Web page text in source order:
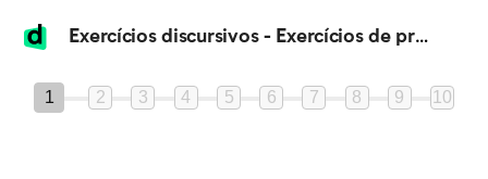
Exercícios discursivos - Exercícios de pronomes
1 2 3 4 5 6 7 8 9 10